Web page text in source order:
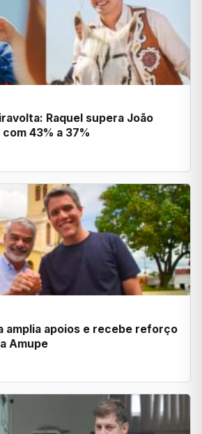
Raquel supera João
43% a 37%
amplia apoios e recebe reforço
Amupe